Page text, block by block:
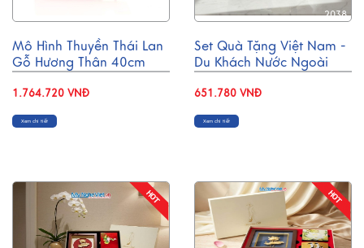
Mô Hình Thuyền Thái Lan
Gỗ Hương Thân 40cm
1.764.720 VNĐ
Xem chi tiết
2038
Set Quà Tặng Việt Nam -
Du Khách Nước Ngoài
651.780 VNĐ
Xem chi tiết